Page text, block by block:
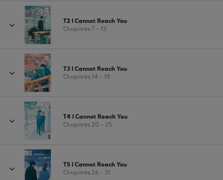
T2 I Cannot Reach You
Chapitres 7 - 13
T3 I Cannot Reach You
Chapitres 14 - 19
T4 I Cannot Reach You
Chapitres 20 - 25
T5 I Cannot Reach You
Chapitres 26 - 31